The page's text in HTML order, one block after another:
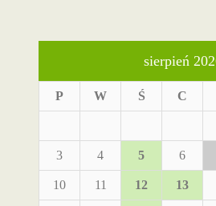
sierpień
P W Ś C
3 4 5 6
10 11 12 13